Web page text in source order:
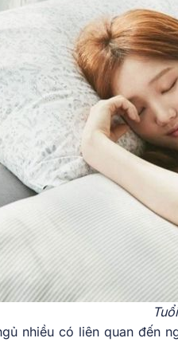
nhiều có liên quan đến